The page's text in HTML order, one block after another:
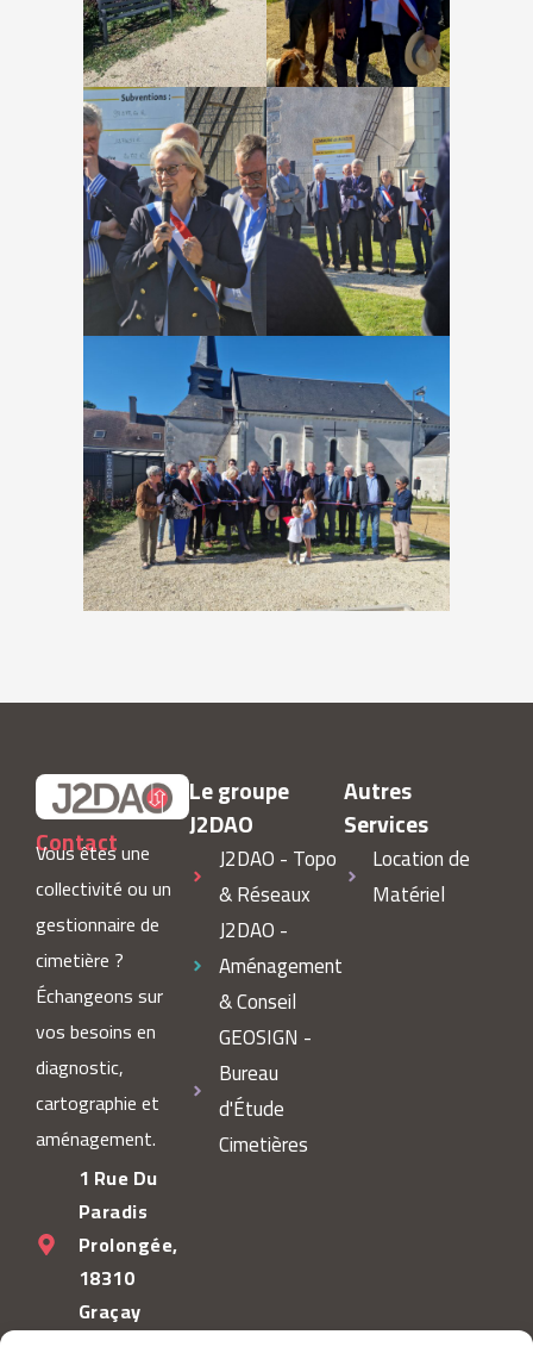
Contact
Vous êtes une
collectivité ou un
gestionnaire de
cimetière ?
Échangeons sur
vos besoins en
diagnostic,
cartographie et
aménagement.
1 Rue Du
Paradis
Prolongée,
18310
Graçay
Le groupe
J2DAO
J2DAO - Topo
& Réseaux
J2DAO -
Aménagement
& Conseil
GEOSIGN -
Bureau
d'Étude
Cimetières
Autres
Services
Location de
Matériel